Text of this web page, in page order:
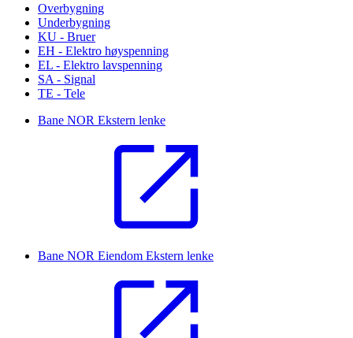
Overbygning
Underbygning
KU - Bruer
EH - Elektro høyspenning
EL - Elektro lavspenning
SA - Signal
TE - Tele
Bane NOR Ekstern lenke
Bane NOR Eiendom Ekstern lenke